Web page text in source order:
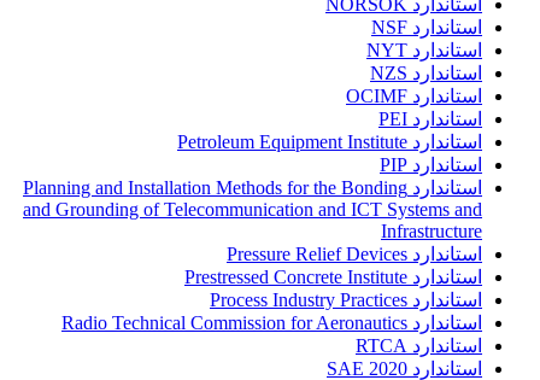
استاندارد NORSOK
استاندارد NSF
استاندارد NYT
استاندارد NZS
استاندارد OCIMF
استاندارد PEI
استاندارد Petroleum Equipment Institute
استاندارد PIP
استاندارد Planning and Installation Methods for the Bonding
and Grounding of Telecommunication and ICT Systems and
Infrastructure
استاندارد Pressure Relief Devices
استاندارد Prestressed Concrete Institute
استاندارد Process Industry Practices
استاندارد Radio Technical Commission for Aeronautics
استاندارد RTCA
استاندارد SAE 2020